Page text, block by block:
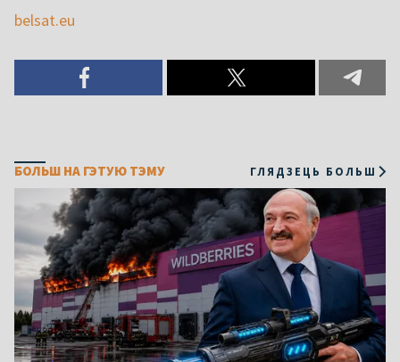
belsat.eu
БОЛЬШ НА ГЭТУЮ ТЭМУ ГЛЯДЗЕЦЬ БОЛЬШ